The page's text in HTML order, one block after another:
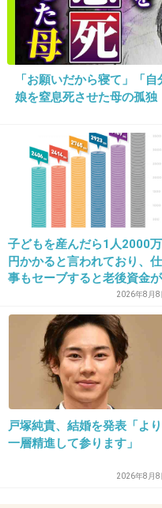
宮﨑あおいの元旦那
この人が演じるキャ
見たくないと思って
2件の返信
まだそんなに影響力
34. 匿名2020/03/13(金) 13:29:22
役柄のせいかこの人
「お願いだから寝て」「
娘を窒息死させた母の孤
子どもを産んだら1人2000万
円かかると言われており、仕
事もセーブすると老後資金が
貯められない…一方、子育て
していない人は潤沢な資金で
悠々老後だと歪んでいるので
は？→様々な意見
2026年8月8
戸塚純貴、結婚を発表「より
一層精進して参ります」
2026年8月8